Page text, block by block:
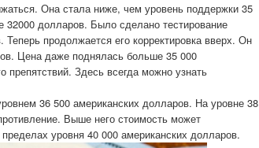
Она стала ниже, чем уровень поддержки 35
долларов. Было сделано тестирование
продолжается его корректировка вверх. Он
Цена даже поднялась больше 35 000
Здесь всегда можно узнать
36 500 американских долларов. На уровне 38
Выше него стоимость может
уровня 40 000 американских долларов.